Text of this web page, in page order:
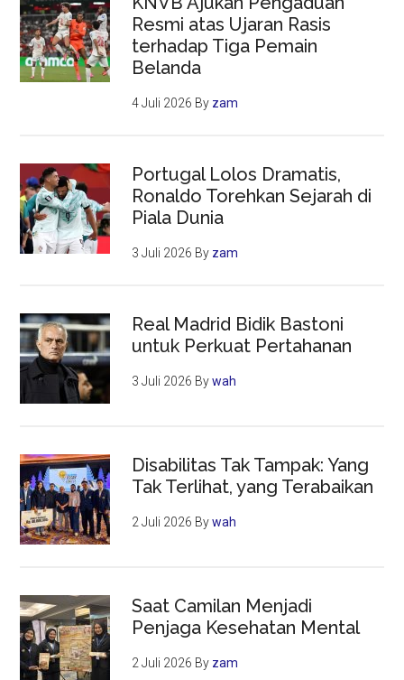
Resmi atas Ujaran Rasis
terhadap Tiga Pemain
Belanda
4 Juli 2026 By zam
Portugal Lolos Dramatis,
Ronaldo Torehkan Sejarah di
Piala Dunia
3 Juli 2026 By zam
Real Madrid Bidik Bastoni
untuk Perkuat Pertahanan
3 Juli 2026 Bywah
Disabilitas Tak Tampak: Yang
Tak Terlihat, yang Terabaikan
2 Juli 2026 Bywah
Saat Camilan Menjadi
Penjaga Kesehatan Mental
2 Juli 2026 By zam